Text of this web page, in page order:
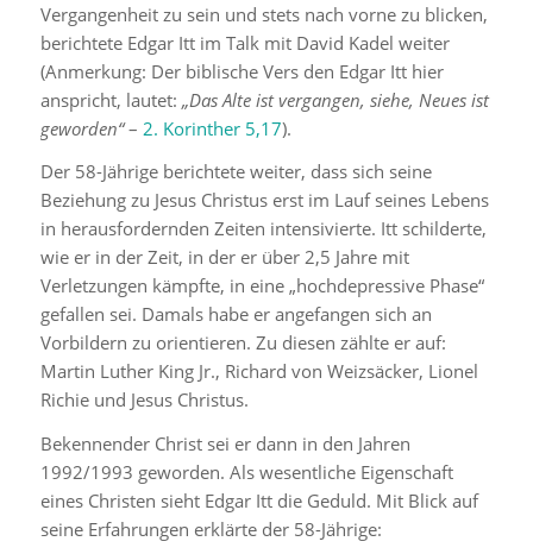
Vergangenheit zu sein und stets nach vorne zu blicken,
berichtete Edgar Itt im Talk mit David Kadel weiter
(Anmerkung: Der biblische Vers den Edgar Itt hier
anspricht, lautet: „Das Alte ist vergangen, siehe, Neues ist
geworden“– 2. Korinther 5,17).
Der 58-Jährige berichtete weiter, dass sich seine
Beziehung zu Jesus Christus erst im Lauf seines Lebens
in herausfordernden Zeiten intensivierte. Itt schilderte,
wie er in der Zeit, in der er über 2,5 Jahre mit
Verletzungen kämpfte, in eine „hochdepressive Phase“
gefallen sei. Damals habe er angefangen sich an
Vorbildern zu orientieren. Zu diesen zählte er auf:
Martin Luther King Jr., Richard von Weizsäcker, Lionel
Richie und Jesus Christus.
Bekennender Christ sei er dann in den Jahren
1992/1993 geworden. Als wesentliche Eigenschaft
eines Christen sieht Edgar Itt die Geduld. Mit Blick auf
seine Erfahrungen erklärte der 58-Jährige: